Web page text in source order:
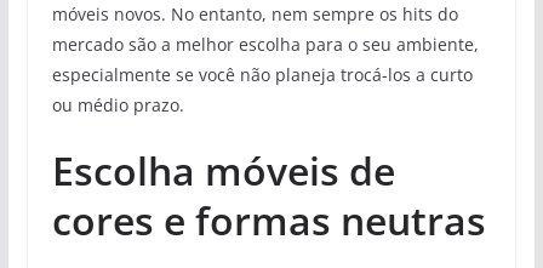
móveis novos. No entanto, nem sempre os hits do
mercado são a melhor escolha para o seu ambiente,
especialmente se você não planeja trocá-los a curto
ou médio prazo.
Escolha móveis de
cores e formas neutras